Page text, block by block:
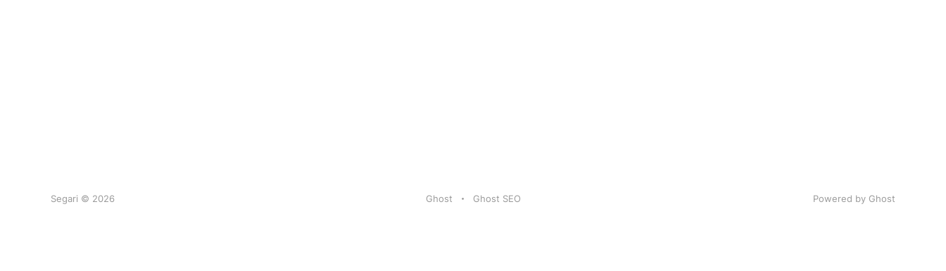
Segari © 2026 Ghost Ghost SEO Powered by Ghost